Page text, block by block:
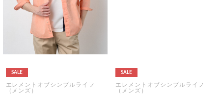
SALE
エレメントオブシンプルライフ
（メンズ）
SALE
エレメントオブシンプルライフ
（メンズ）